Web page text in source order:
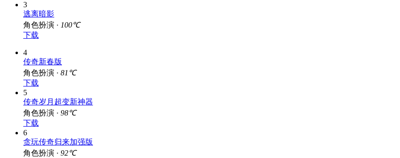
3
逃离暗影
角色扮演 · 100℃
下载
4
传奇新春版
角色扮演 · 81℃
下载
5
传奇岁月超变新神器
角色扮演 · 98℃
下载
6
贪玩传奇归来加强版
角色扮演 · 92℃